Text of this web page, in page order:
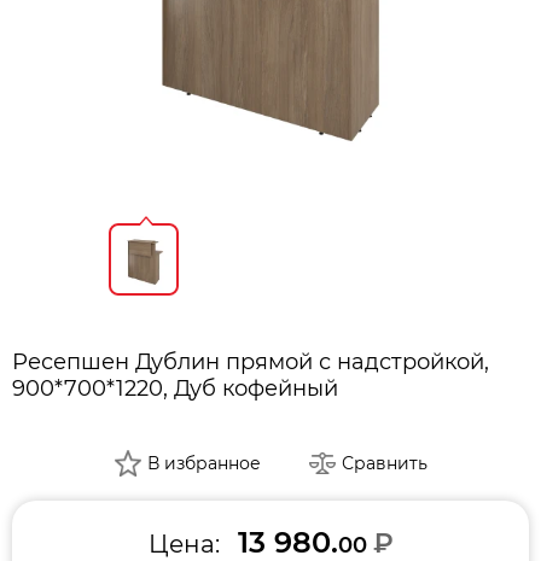
Ресепшен Дублин прямой с надстройкой,
900*700*1220, Дуб кофейный
В избранное Сравнить
Цена: 13 980.00 ₽